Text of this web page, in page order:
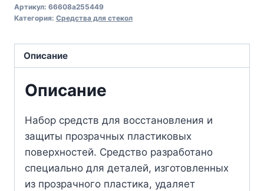
Артикул: 66608a255449
Категория: Средства для стекол
Описание
Описание
Набор средств для восстановления и
защиты прозрачных пластиковых
поверхностей. Средство разработано
специально для деталей, изготовленных
из прозрачного пластика, удаляет